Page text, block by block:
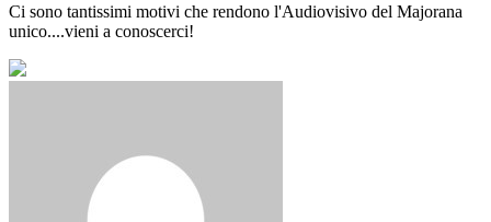
Ci sono tantissimi motivi che rendono l'Audiovisivo del Majorana
unico....vieni a conoscerci!